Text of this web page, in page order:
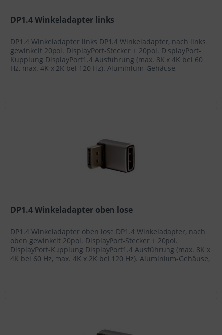
DP1.4 Winkeladapter links
DP1.4 Winkeladapter links DP1.4 Winkeladapter, nach links
gewinkelt 20pol. DisplayPort-Stecker + 20pol. DisplayPort-
Kupplung DisplayPort1.4 Ausführung (max. 8K x 4K bei 60
Hz, max. 4K x 2K bei 120 Hz). Aluminium-Gehäuse,
DP1.4 Winkeladapter oben lose
DP1.4 Winkeladapter oben lose DP1.4 Winkeladapter, nach
oben gewinkelt 20pol. DisplayPort-Stecker + 20pol.
DisplayPort-Kupplung DisplayPort1.4 Ausführung (max. 8K x
4K bei 60 Hz, max. 4K x 2K bei 120 Hz). Aluminium-Gehäuse,